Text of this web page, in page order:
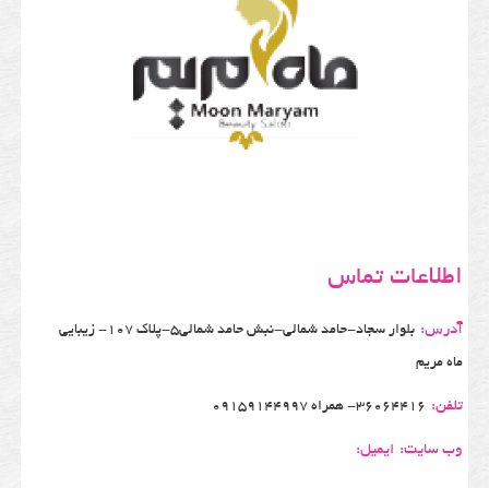
اطلاعات تماس
آدرس: بلوار سجاد-حامد شمالی-نبش حامد شمالی5-پلاک 107- زیبایی
ماه مریم
تلفن: 36064416- همراه 09159144997
وب سایت: ایمیل: